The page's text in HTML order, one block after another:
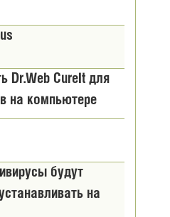
Dr.Web CureIt для
на компьютере
будут
на